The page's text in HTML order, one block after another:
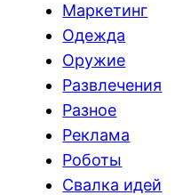
Маркетинг
Одежда
Оружие
Развлечения
Разное
Реклама
Роботы
Свалка идей